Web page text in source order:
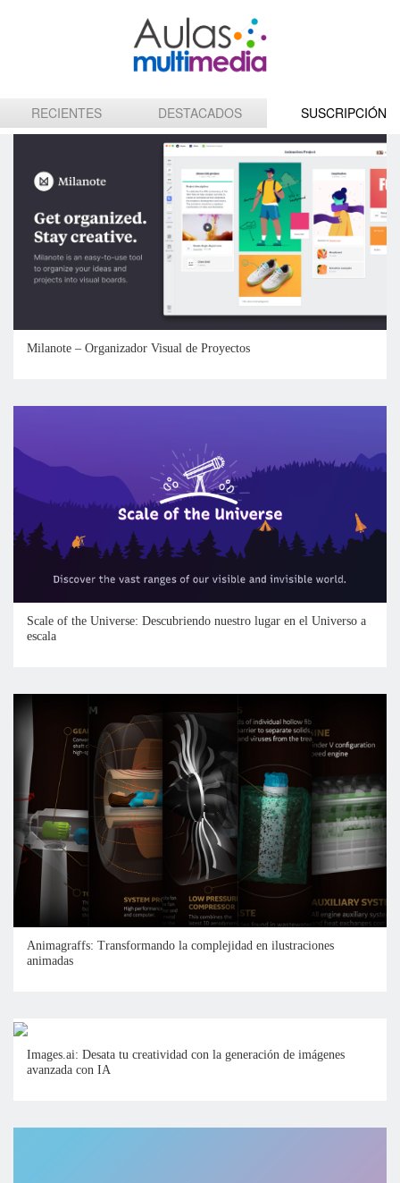
Milanote – Organizador Visual de Proyectos
Scale of the Universe: Descubriendo nuestro lugar en el Universo a
escala
Animagraffs: Transformando la complejidad en ilustraciones
animadas
Images.ai: Desata tu creatividad con la generación de imágenes
avanzada con IA